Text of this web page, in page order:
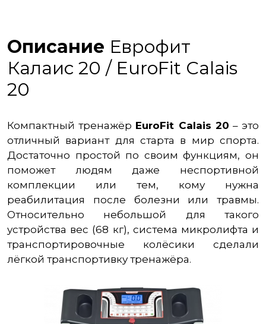
Описание Еврофит
Калаис 20 / EuroFit Сalais
20
Компактный тренажёр EuroFit Calais 20 – это
отличный вариант для старта в мир спорта.
Достаточно простой по своим функциям, он
поможет людям даже неспортивной
комплекции или тем, кому нужна
реабилитация после болезни или травмы.
Относительно небольшой для такого
устройства вес (68 кг), система микролифта и
транспортировочные колёсики сделали
лёгкой транспортивку тренажёра.